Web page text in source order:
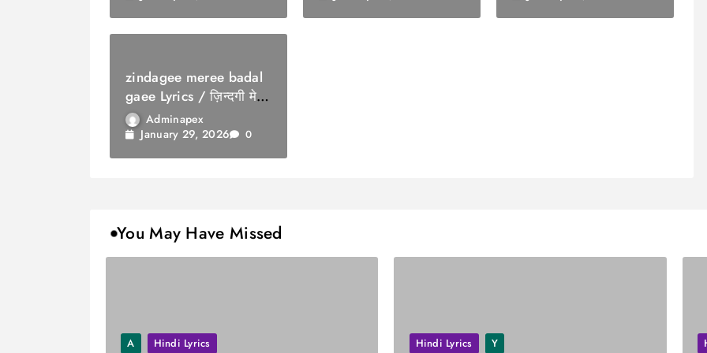
zindagee meree badal
gaee Lyrics / ज़िन्दगी मेरी
बदल गईAdminapex
January 29, 2026
0
You May Have Missed
A Hindi Lyrics Hindi Lyrics Y